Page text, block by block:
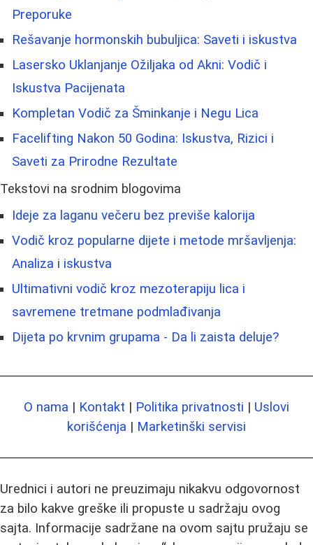
Preporuke
Rešavanje hormonskih bubuljica: Saveti i iskustva
Lasersko Uklanjanje Ožiljaka od Akni: Vodič i
Iskustva Pacijenata
Kompletan Vodič za Šminkanje i Negu Lica
Facelifting Nakon 50 Godina: Iskustva, Rizici i
Saveti za Prirodne Rezultate
Tekstovi na srodnim blogovima
Ideje za laganu večeru bez previše kalorija
Vodič kroz popularne dijete i metode mršavljenja:
Analiza i iskustva
Ultimativni vodič kroz mezoterapiju lica i
savremene tretmane podmlađivanja
Dijeta po krvnim grupama - Da li zaista deluje?
O nama | Kontakt | Politika privatnosti | Uslovi
korišćenja | Marketinški servisi
Urednici i autori ne preuzimaju nikakvu odgovornost
za bilo kakve greške ili propuste u sadržaju ovog
sajta. Informacije sadržane na ovom sajtu pružaju se